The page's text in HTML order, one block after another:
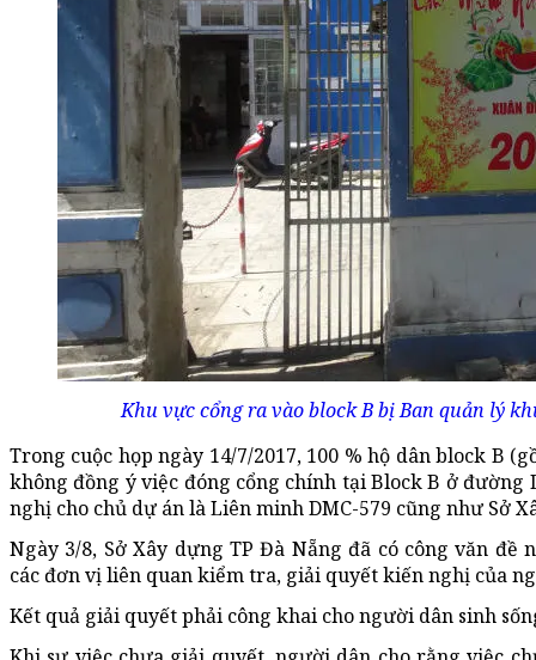
Khu vực cổng ra vào block B bị Ban quản lý
Trong cuộc họp ngày 14/7/2017, 100 % hộ dân block B
không đồng ý việc đóng cổng chính tại Block B ở
nghị cho chủ dự án là Liên minh DMC-579 cũng như Sở
Ngày 3/8, Sở Xây dựng TP Đà Nẵng đã có công văn
các đơn vị liên quan kiểm tra, giải quyết kiến nghị của
Kết quả giải quyết phải công khai cho người dân sinh